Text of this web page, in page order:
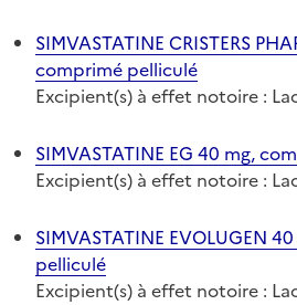
SIMVASTATINE CRISTERS
comprimé pelliculé
Excipient(s) à effet notoire :
SIMVASTATINE EG 40 mg,
Excipient(s) à effet notoire :
SIMVASTATINE EVOLUGEN
pelliculé
Excipient(s) à effet notoire :